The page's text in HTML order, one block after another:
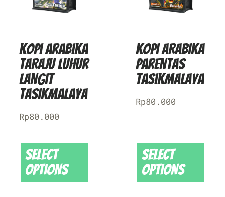
Kopi Arabika
Taraju Luhur
Langit
Tasikmalaya
Rp80.000
Select
options
Kopi Arabika
Parentas
Tasikmalaya
Rp80.000
Select
options